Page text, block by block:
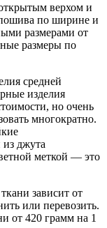
верхом и
по ширине и
размерами от
размеры по
средней
изделия
но очень
многократно.
джута
меткой — это
зависит от
или перевозить.
от 420 грамм на 1